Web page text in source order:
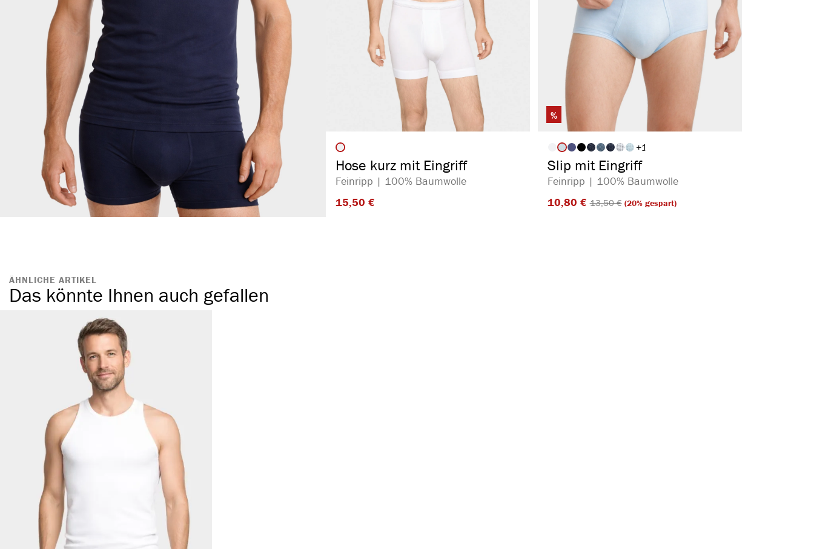
Artikelfarbe
Hose kurz mit Eingriff
Feinripp | 100% Baumwolle
15,50 €​
%
Artikelfarbeauswählen
+1
Slip mit Eingriff
Feinripp | 100% Baumwolle
10,80 €​ 13,50 €​(20% gespart)
ÄHNLICHE ARTIKEL
Das könnte Ihnen auch gefallen